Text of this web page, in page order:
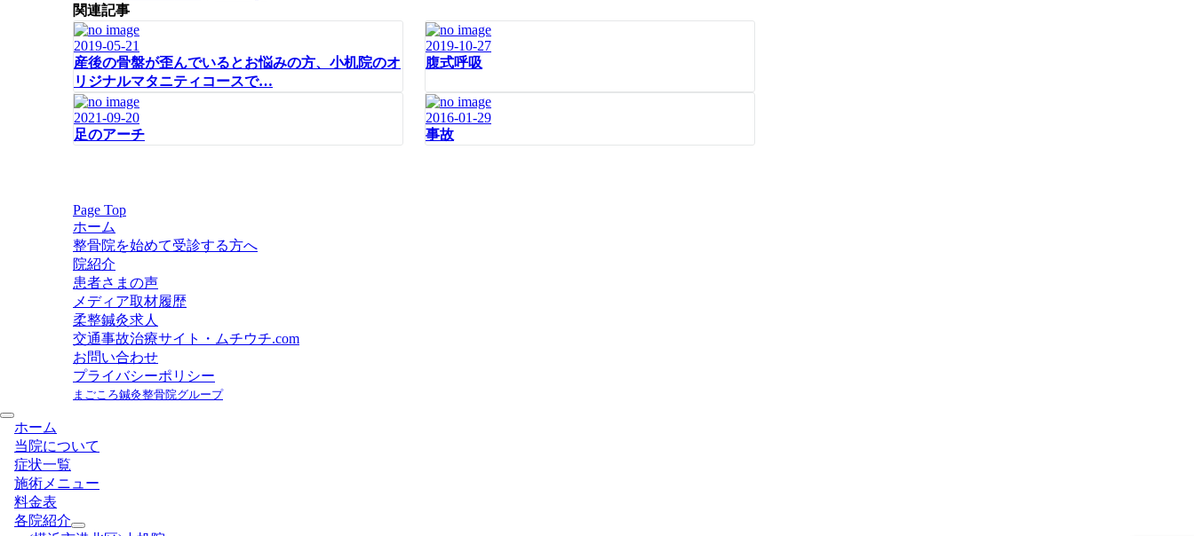
ゲ
ー
シ
ョ
ン
関連記事
2019-05-21
産後の骨盤が歪んでいるとお悩みの方、小机院のオ
リジナルマタニティコースで…
2019-10-27
腹式呼吸
2021-09-20
足のアーチ
2016-01-29
事故
Page Top
ホーム
整骨院を始めて受診する方へ
院紹介
患者さまの声
メディア取材履歴
柔整鍼灸求人
交通事故治療サイト・ムチウチ.com
お問い合わせ
プライバシーポリシー
まごころ鍼灸整骨院グループ
ホーム
当院について
症状一覧
施術メニュー
料金表
各院紹介